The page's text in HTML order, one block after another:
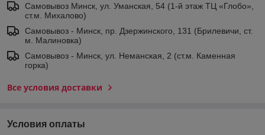
Самовывоз Минск, ул. Уманская, 54 (1-й этаж ТЦ «Глобо»,
ст.м. Михалово)
Самовывоз - Минск, пр. Дзержинского, 131 (Брилевичи, ст.
м. Малиновка)
Самовывоз - Минск, ул. Неманская, 2 (ст.м. Каменная
горка)
Все условия доставки
Условия оплаты